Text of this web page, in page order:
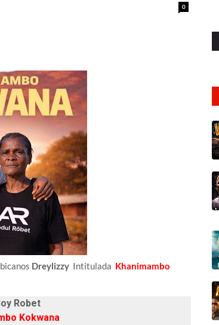
0
Dreylizzy Intitulada Khanimambo
Robet
Kokwana